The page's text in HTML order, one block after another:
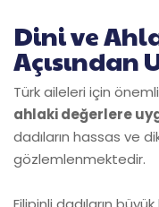
Dini ve
Açısından
Türk aileleri için
ahlaki değerlere
dadıların hassas ve
gözlemlenmektedir.